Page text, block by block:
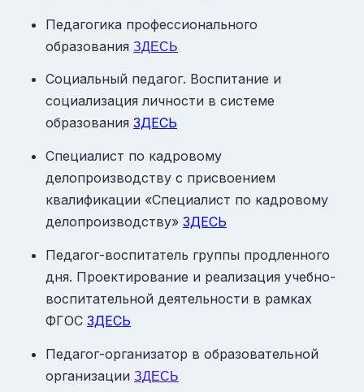
Педагогика профессионального
образования ЗДЕСЬ
Социальный педагог. Воспитание и
социализация личности в системе
образования ЗДЕСЬ
Специалист по кадровому
делопроизводству с присвоением
квалификации «Специалист по кадровому
делопроизводству» ЗДЕСЬ
Педагог-воспитатель группы продленного
дня. Проектирование и реализация учебно-
воспитательной деятельности в рамках
ФГОС ЗДЕСЬ
Педагог-организатор в образовательной
организации ЗДЕСЬ